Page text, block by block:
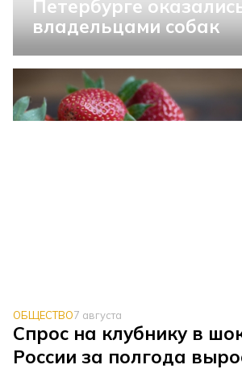
Петербурге
владельцами собак
ОБЩЕСТВО7 августа
Спрос на клубнику в
России за полгода